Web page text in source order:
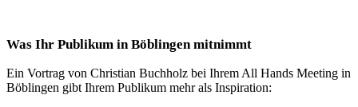
Was Ihr Publikum in Böblingen mitnimmt
Ein Vortrag von Christian Buchholz bei Ihrem All Hands Meeting in
Böblingen gibt Ihrem Publikum mehr als Inspiration: